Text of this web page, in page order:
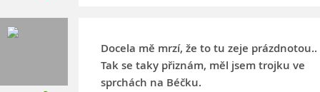
Docela mě mrzí, že to tu zeje prázdnotou..
Tak se taky přiznám, měl jsem trojku ve
sprchách na Béčku.